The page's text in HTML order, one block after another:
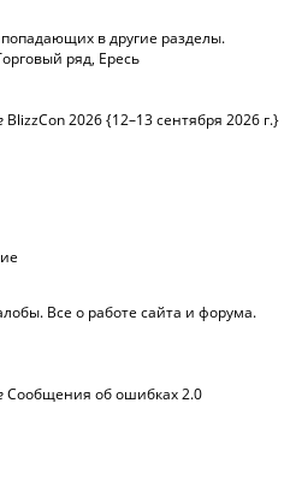
в другие разделы.
ряд, Ересь
BlizzCon 2026 {12–13 сентября 2026 г.}
Все о работе сайта и форума.
Сообщения об ошибках 2.0